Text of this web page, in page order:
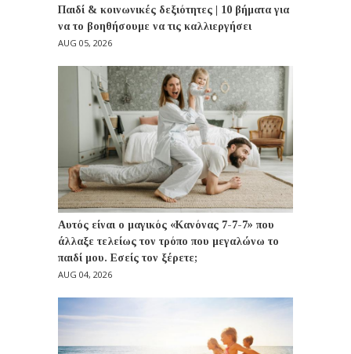
Παιδί & κοινωνικές δεξιότητες | 10 βήματα για
να το βοηθήσουμε να τις καλλιεργήσει
AUG 05, 2026
Αυτός είναι ο μαγικός «Κανόνας 7-7-7» που
άλλαξε τελείως τον τρόπο που μεγαλώνω το
παιδί μου. Εσείς τον ξέρετε;
AUG 04, 2026